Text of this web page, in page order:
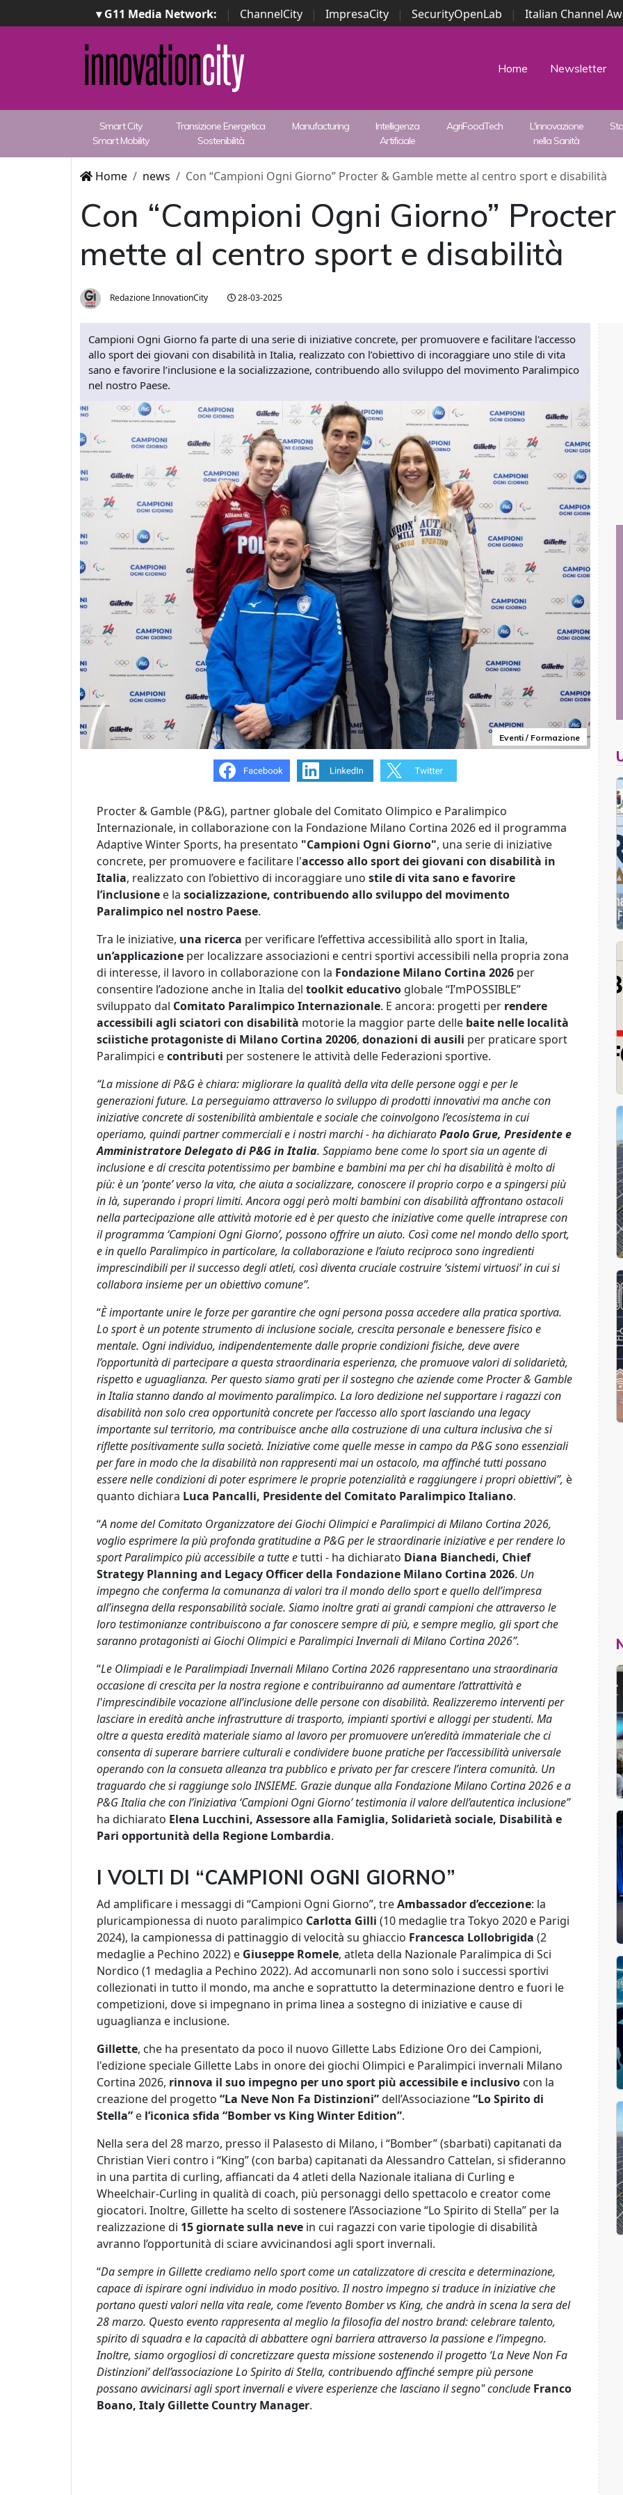
▾ G11 Media Network: | ChannelCity | ImpresaCity | SecurityOpenLab | Italian Channel
Security Awards | ...
Home Newsletter
Smart City
Smart Mobility
Transizione Energetica
Sostenibilità
Manufacturing
Intelligenza
Artificiale
AgriFoodTech
L'innovazione
nella Sanità
Home news Con “Campioni Ogni Giorno” Procter & Gamble mette al centro sport e disabilità
Con “Campioni Ogni Giorno”
mette al centro sport e disabilità
Redazione InnovationCity 28-03-2025
Campioni Ogni Giorno fa parte di una serie di iniziative concrete, per promuovere e facilitare l'accesso
allo sport dei giovani con disabilità in Italia, realizzato con l’obiettivo di incoraggiare uno stile di vita
sano e favorire l’inclusione e la socializzazione, contribuendo allo sviluppo del movimento Paralimpico
nel nostro Paese.
Eventi / Formazione
Procter & Gamble (P&G), partner globale del Comitato Olimpico e Paralimpico
Internazionale, in collaborazione con la Fondazione Milano Cortina 2026 ed il programma
Adaptive Winter Sports, ha presentato "Campioni Ogni Giorno", una serie di iniziative
concrete, per promuovere e facilitare l'accesso allo sport dei giovani con disabilità in
Italia, realizzato con l’obiettivo di incoraggiare uno stile di vita sano e favorire
l’inclusione e la socializzazione, contribuendo allo sviluppo del movimento
Paralimpico nel nostro Paese.
Tra le iniziative, una ricerca per verificare l’effettiva accessibilità allo sport in Italia,
un’applicazione per localizzare associazioni e centri sportivi accessibili nella propria zona
di interesse, il lavoro in collaborazione con la Fondazione Milano Cortina 2026 per
consentire l’adozione anche in Italia del toolkit educativo globale “I’mPOSSIBLE”
sviluppato dal Comitato Paralimpico Internazionale. E ancora: progetti per rendere
accessibili agli sciatori con disabilità motorie la maggior parte delle baite nelle località
sciistiche protagoniste di Milano Cortina 20206, donazioni di ausili per praticare sport
Paralimpici econtributi per sostenere le attività delle Federazioni sportive.
“La missione di P&G è chiara: migliorare la qualità della vita delle persone oggi e per le
generazioni future. La perseguiamo attraverso lo sviluppo di prodotti innovativi ma anche con
iniziative concrete di sostenibilità ambientale e sociale che coinvolgono l’ecosistema in cui
operiamo, quindi partner commerciali e i nostri marchi - ha dichiaratoPaolo Grue, Presidente e
Amministratore Delegato di P&G in Italia. Sappiamo bene come lo sport sia un agente di
inclusione e di crescita potentissimo per bambine e bambini ma per chi ha disabilità è molto di
più: è un ‘ponte’ verso la vita, che aiuta a socializzare, conoscere il proprio corpo e a spingersi più
in là, superando i propri limiti. Ancora oggi però molti bambini con disabilità affrontano ostacoli
nella partecipazione alle attività motorie ed è per questo che iniziative come quelle intraprese con
il programma ‘Campioni Ogni Giorno’, possono offrire un aiuto. Così come nel mondo dello sport,
e in quello Paralimpico in particolare, la collaborazione e l’aiuto reciproco sono ingredienti
imprescindibili per il successo degli atleti, così diventa cruciale costruire ‘sistemi virtuosi’ in cui si
collabora insieme per un obiettivo comune”.
“È importante unire le forze per garantire che ogni persona possa accedere alla pratica sportiva.
Lo sport è un potente strumento di inclusione sociale, crescita personale e benessere fisico e
mentale. Ogni individuo, indipendentemente dalle proprie condizioni fisiche, deve avere
l’opportunità di partecipare a questa straordinaria esperienza, che promuove valori di solidarietà,
rispetto e uguaglianza. Per questo siamo grati per il sostegno che aziende come Procter & Gamble
in Italia stanno dando al movimento paralimpico. La loro dedizione nel supportare i ragazzi con
disabilità non solo crea opportunità concrete per l’accesso allo sport lasciando una legacy
importante sul territorio, ma contribuisce anche alla costruzione di una cultura inclusiva che si
riflette positivamente sulla società. Iniziative come quelle messe in campo da P&G sono essenziali
per fare in modo che la disabilità non rappresenti mai un ostacolo, ma affinché tutti possano
essere nelle condizioni di poter esprimere le proprie potenzialità e raggiungere i propri obiettivi”, è
quanto dichiara Luca Pancalli, Presidente del Comitato Paralimpico Italiano.
“A nome del Comitato Organizzatore dei Giochi Olimpici e Paralimpici di Milano Cortina 2026,
voglio esprimere la più profonda gratitudine a P&G per le straordinarie iniziative e per rendere lo
sport Paralimpico più accessibile a tutte etutti - ha dichiarato Diana Bianchedi, Chief
Strategy Planning and Legacy Officer della Fondazione Milano Cortina 2026. Un
impegno che conferma la comunanza di valori tra il mondo dello sport e quello dell’impresa
all’insegna della responsabilità sociale. Siamo inoltre grati ai grandi campioni che attraverso le
loro testimonianze contribuiscono a far conoscere sempre di più, e sempre meglio, gli sport che
saranno protagonisti ai Giochi Olimpici e Paralimpici Invernali di Milano Cortina 2026”.
“Le Olimpiadi e le Paralimpiadi Invernali Milano Cortina 2026 rappresentano una straordinaria
occasione di crescita per la nostra regione e contribuiranno ad aumentare l’attrattività e
l'imprescindibile vocazione all’inclusione delle persone con disabilità. Realizzeremo interventi per
lasciare in eredità anche infrastrutture di trasporto, impianti sportivi e alloggi per studenti. Ma
oltre a questa eredità materiale siamo al lavoro per promuovere un’eredità immateriale che ci
consenta di superare barriere culturali e condividere buone pratiche per l’accessibilità universale
operando con la consueta alleanza tra pubblico e privato per far crescere l’intera comunità. Un
traguardo che si raggiunge solo INSIEME. Grazie dunque alla Fondazione Milano Cortina 2026 e a
P&G Italia che con l’iniziativa ‘Campioni Ogni Giorno’ testimonia il valore dell’autentica inclusione”
ha dichiarato Elena Lucchini, Assessore alla Famiglia, Solidarietà sociale, Disabilità e
Pari opportunità della Regione Lombardia.
I VOLTI DI “CAMPIONI OGNI GIORNO”
Ad amplificare i messaggi di “Campioni Ogni Giorno”, treAmbassador d’eccezione: la
pluricampionessa di nuoto paralimpico Carlotta Gilli (10 medaglie tra Tokyo 2020 e Parigi
2024), la campionessa di pattinaggio di velocità su ghiaccio Francesca Lollobrigida (2
medaglie a Pechino 2022) e Giuseppe Romele, atleta della Nazionale Paralimpica di Sci
Nordico (1 medaglia a Pechino 2022). Ad accomunarli non sono solo i successi sportivi
collezionati in tutto il mondo, ma anche e soprattutto la determinazione dentro e fuori le
competizioni, dove si impegnano in prima linea a sostegno di iniziative e cause di
uguaglianza e inclusione.
Gillette, che ha presentato da poco il nuovo Gillette Labs Edizione Oro dei Campioni,
l'edizione speciale Gillette Labs in onore dei giochi Olimpici e Paralimpici invernali Milano
Cortina 2026, rinnova il suo impegno per uno sport più accessibile e inclusivo con la
creazione del progetto “La Neve Non Fa Distinzioni”dell’Associazione“Lo Spirito di
Stella” e l’iconica sfida “Bomber vs King Winter Edition”.
Nella sera del 28 marzo, presso il Palasesto di Milano, i “Bomber” (sbarbati) capitanati da
Christian Vieri contro i “King” (con barba) capitanati da Alessandro Cattelan, si sfideranno
in una partita di curling, affiancati da 4 atleti della Nazionale italiana di Curling e
Wheelchair-Curling in qualità di coach, più personaggi dello spettacolo e creator come
giocatori. Inoltre, Gillette ha scelto di sostenere l’Associazione “Lo Spirito di Stella” per la
realizzazione di 15 giornate sulla neve in cui ragazzi con varie tipologie di disabilità
avranno l’opportunità di sciare avvicinandosi agli sport invernali.
“Da sempre in Gillette crediamo nello sport come un catalizzatore di crescita e determinazione,
capace di ispirare ogni individuo in modo positivo. Il nostro impegno si traduce in iniziative che
portano questi valori nella vita reale, come l’evento Bomber vs King, che andrà in scena la sera del
28 marzo. Questo evento rappresenta al meglio la filosofia del nostro brand: celebrare talento,
spirito di squadra e la capacità di abbattere ogni barriera attraverso la passione e l’impegno.
Inoltre, siamo orgogliosi di concretizzare questa missione sostenendo il progetto ‘La Neve Non Fa
Distinzioni’ dell’associazione Lo Spirito di Stella, contribuendo affinché sempre più persone
possano avvicinarsi agli sport invernali e vivere esperienze che lasciano il segno" conclude Franco
Boano, Italy Gillette Country Manager.